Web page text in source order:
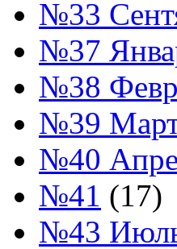
№33
№37
№38
№39 Март
№40
№41 (17)
№43